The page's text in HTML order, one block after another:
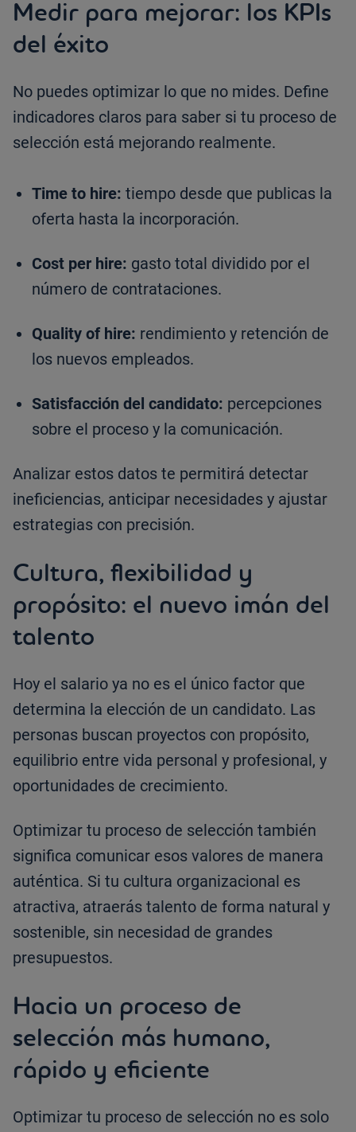
Medir para mejorar: los KPIs
del éxito
No puedes optimizar lo que no mides. Define
indicadores claros para saber si tu proceso de
selección está mejorando realmente.
Time to hire: tiempo desde que publicas la
oferta hasta la incorporación.
Cost per hire: gasto total dividido por el
número de contrataciones.
Quality of hire: rendimiento y retención de
los nuevos empleados.
Satisfacción del candidato: percepciones
sobre el proceso y la comunicación.
Analizar estos datos te permitirá detectar
ineficiencias, anticipar necesidades y ajustar
estrategias con precisión.
Cultura, flexibilidad y
propósito: el nuevo imán del
talento
Hoy el salario ya no es el único factor que
determina la elección de un candidato. Las
personas buscan proyectos con propósito,
equilibrio entre vida personal y profesional, y
oportunidades de crecimiento.
Optimizar tu proceso de selección también
significa comunicar esos valores de manera
auténtica. Si tu cultura organizacional es
atractiva, atraerás talento de forma natural y
sostenible, sin necesidad de grandes
presupuestos.
Hacia un proceso de
selección más humano,
rápido y eficiente
Optimizar tu proceso de selección no es solo